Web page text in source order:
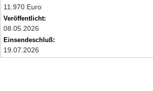
11.970 Euro
Veröffentlicht:
08.05.2026
Einsendeschluß:
19.07.2026